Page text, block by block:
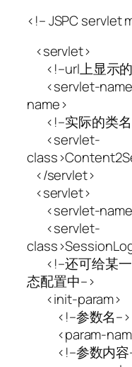
<!– JSPC servlet
<servlet>
<!–url上显示
<servlet-
name>
<!–实际的类名
<servlet-
</servlet>
<servlet>
<servlet-
<servlet-
<!–还可给某一
态配置中–>
<init-param>
<!–参数名–>
<param-
<!–参数内容